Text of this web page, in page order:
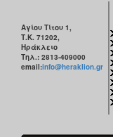
Αγίου Τίτου 1,
Τ.Κ. 71202,
Ηράκλειο
Τηλ.: 2813-409000
email:info@heraklion.gr